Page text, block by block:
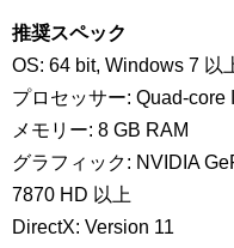
推奨スペック
OS: 64 bit, Windows 7 以
プロセッサー: Quad-core
メモリー: 8 GB RAM
グラフィック: NVIDIA
7870 HD 以上
DirectX: Version 11